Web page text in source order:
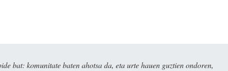
bat: komunitate baten ahotsa da, eta urte hauen guztien ondoren,